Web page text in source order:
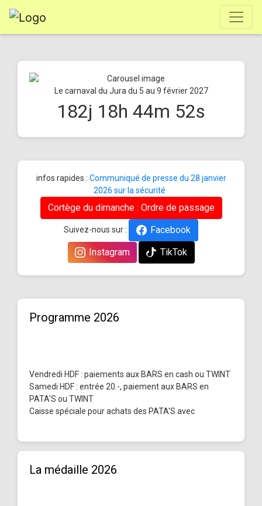
Le carnaval du Jura du 5 au 9 février 2027
182j 18h 44m 52s
infos rapides : Communiqué de presse du 28 janvier
2026 sur la sécurité
Cortège du dimanche : Ordre de passage
Suivez-nous sur :
Facebook
Instagram
TikTok
Programme 2026
Vendredi HDF : paiements aux BARS en cash ou TWINT
Samedi HDF : entrée 20.-, paiement aux BARS en
PATA'S ou TWINT
Caisse spéciale pour achats des PATA'S avec
La médaille 2026